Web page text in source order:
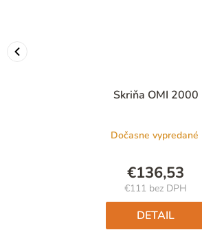
Skriňa OMI 2000
Dočasne vypredané
€136,53
€111 bez DPH
Jednotková
cena:
DETAIL